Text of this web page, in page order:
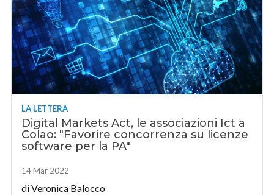
LA LETTERA
Digital Markets Act, le associazioni Ict a
Colao: "Favorire concorrenza su licenze
software per la PA"
14 Mar 2022
diVeronica Balocco